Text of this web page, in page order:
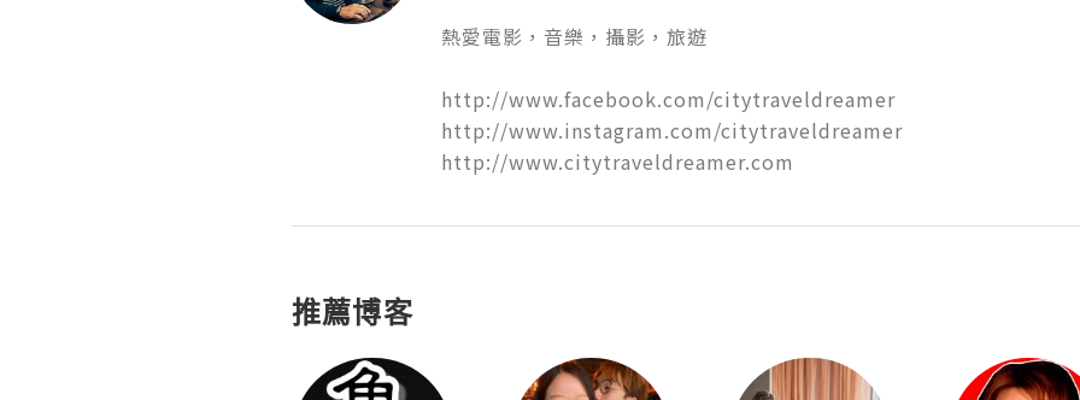
熱愛電影，音樂，攝影，旅遊
http://www.facebook.com/citytraveldreamer
http://www.instagram.com/citytraveldreamer
http://www.citytraveldreamer.com
推薦博客